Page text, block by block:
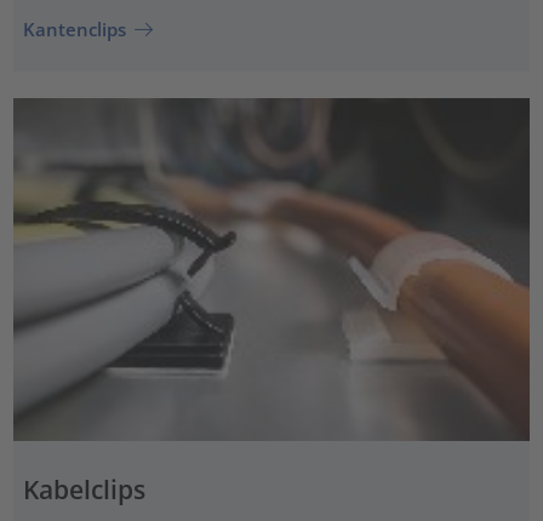
Kantenclips
Kabelclips